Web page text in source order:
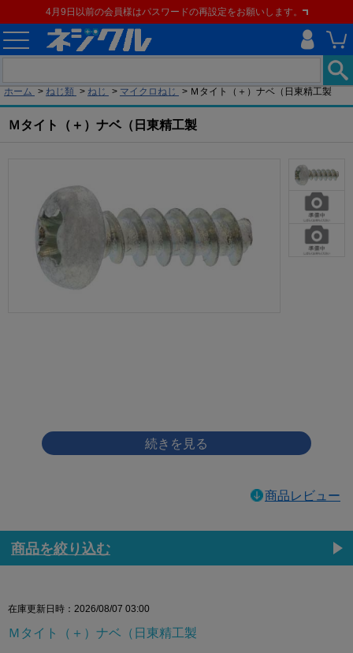
4月9日以前の会員様はパスワードの再設定をお願いします。
ホーム > ねじ類 > ねじ > マイクロねじ > Ｍタイト（＋）ナベ（日東精工製
Ｍタイト（＋）ナベ（日東精工製
商品レビュー
商品を絞り込む
在庫更新日時：2026/08/07 03:00
Ｍタイト（＋）ナベ（日東精工製